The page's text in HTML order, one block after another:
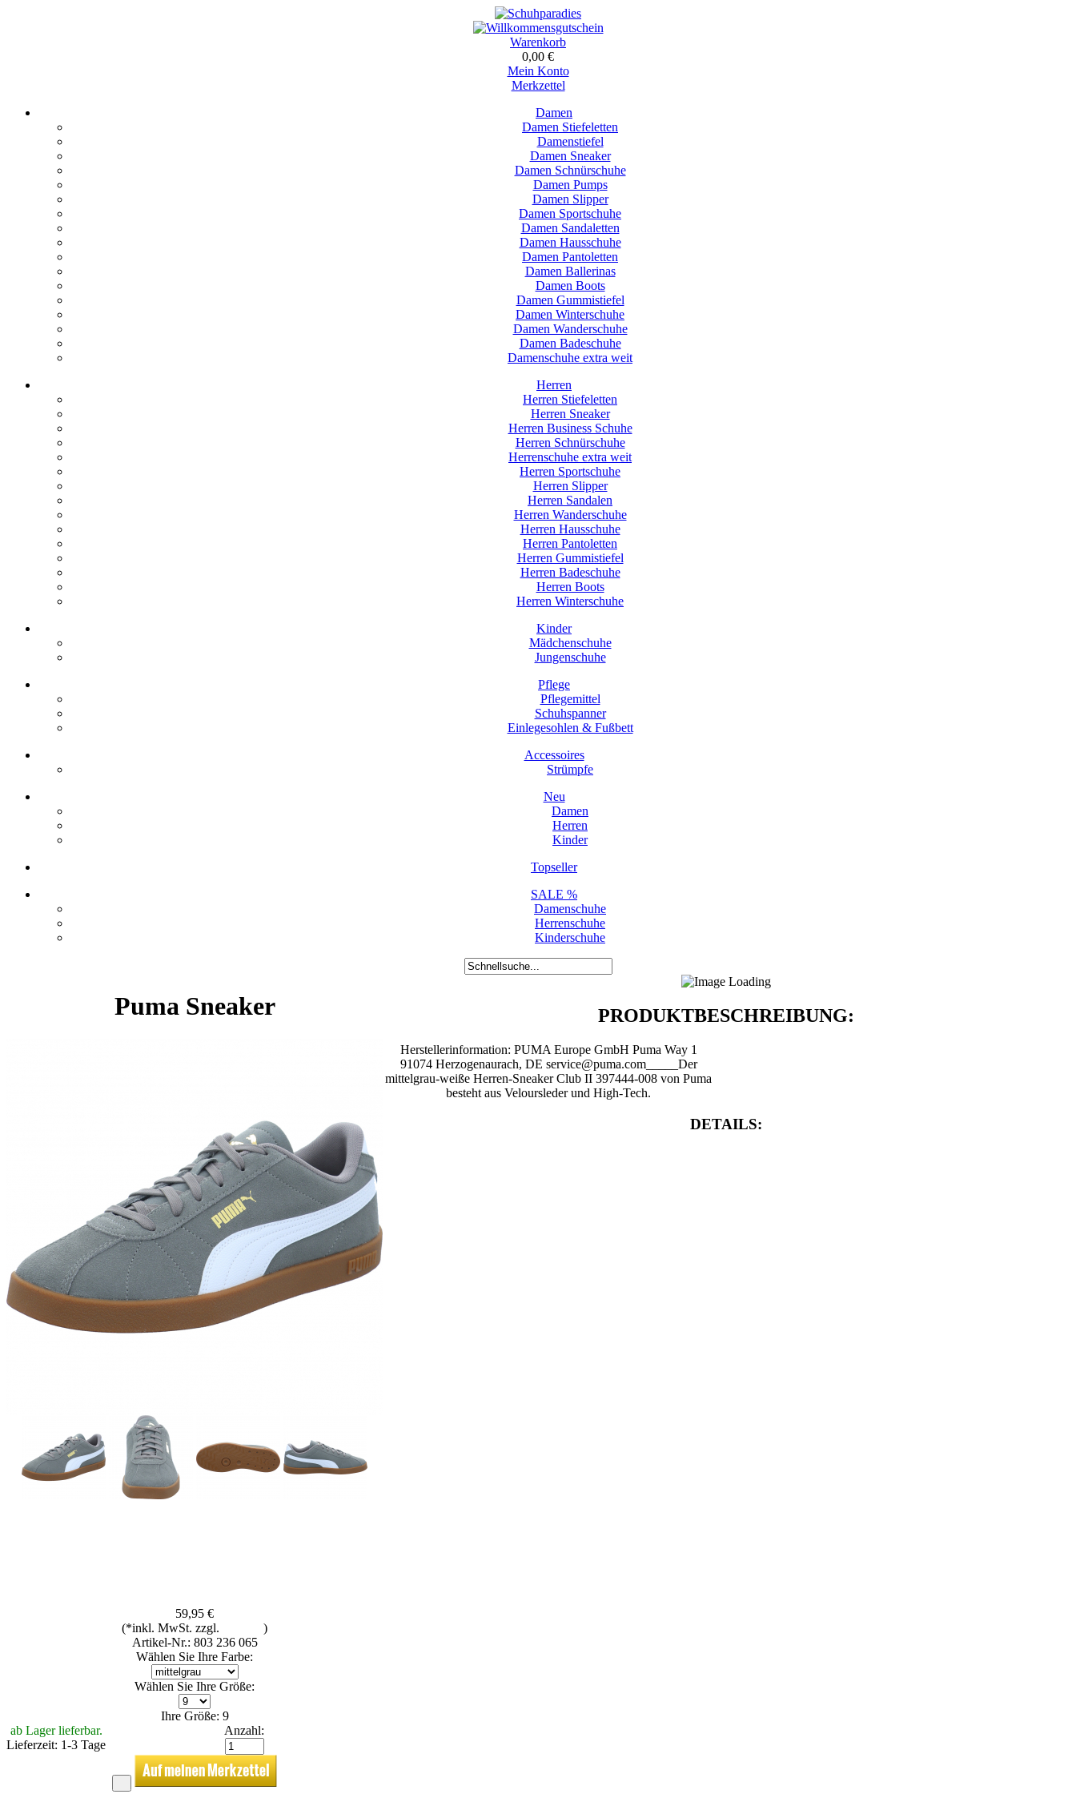
Warenkorb
0,00 €
Mein Konto
Merkzettel
Damen
Damen Stiefeletten
Damenstiefel
Damen Sneaker
Damen Schnürschuhe
Damen Pumps
Damen Slipper
Damen Sportschuhe
Damen Sandaletten
Damen Hausschuhe
Damen Pantoletten
Damen Ballerinas
Damen Boots
Damen Gummistiefel
Damen Winterschuhe
Damen Wanderschuhe
Damen Badeschuhe
Damenschuhe extra weit
Herren
Herren Stiefeletten
Herren Sneaker
Herren Business Schuhe
Herren Schnürschuhe
Herrenschuhe extra weit
Herren Sportschuhe
Herren Slipper
Herren Sandalen
Herren Wanderschuhe
Herren Hausschuhe
Herren Pantoletten
Herren Gummistiefel
Herren Badeschuhe
Herren Boots
Herren Winterschuhe
Kinder
Mädchenschuhe
Jungenschuhe
Pflege
Pflegemittel
Schuhspanner
Einlegesohlen & Fußbett
Accessoires
Strümpfe
Neu
Damen
Herren
Kinder
Topseller
SALE %
Damenschuhe
Herrenschuhe
Kinderschuhe
Puma Sneaker
59,95 €
(*inkl. MwSt. zzgl.
)
Artikel-Nr.: 803 236 065
Wählen Sie Ihre Farbe:
Wählen Sie Ihre Größe:
Ihre Größe: 9
ab Lager lieferbar.
Lieferzeit: 1-3 Tage
Anzahl:
PRODUKTBESCHREIBUNG:
Herstellerinformation: PUMA Europe GmbH Puma Way 1
91074 Herzogenaurach, DE service@puma.com_____Der
mittelgrau-weiße Herren-Sneaker Club II 397444-008 von Puma
besteht aus Veloursleder und High-Tech.
DETAILS: